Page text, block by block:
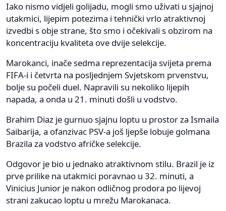
Iako nismo vidjeli golijadu, mogli smo uživati u sjajnoj
utakmici, lijepim potezima i tehnički vrlo atraktivnoj
izvedbi s obje strane, što smo i očekivali s obzirom na
koncentraciju kvaliteta ove dvije selekcije.
Marokanci, inače sedma reprezentacija svijeta prema
FIFA-i i četvrta na posljednjem Svjetskom prvenstvu,
bolje su počeli duel. Napravili su nekoliko lijepih
napada, a onda u 21. minuti došli u vodstvo.
Brahim Diaz je gurnuo sjajnu loptu u prostor za Ismaila
Saibarija, a ofanzivac PSV-a još ljepše lobuje golmana
Brazila za vodstvo afričke selekcije.
Odgovor je bio u jednako atraktivnom stilu. Brazil je iz
prve prilike na utakmici poravnao u 32. minuti, a
Vinicius Junior je nakon odličnog prodora po lijevoj
strani zakucao loptu u mrežu Marokanaca.